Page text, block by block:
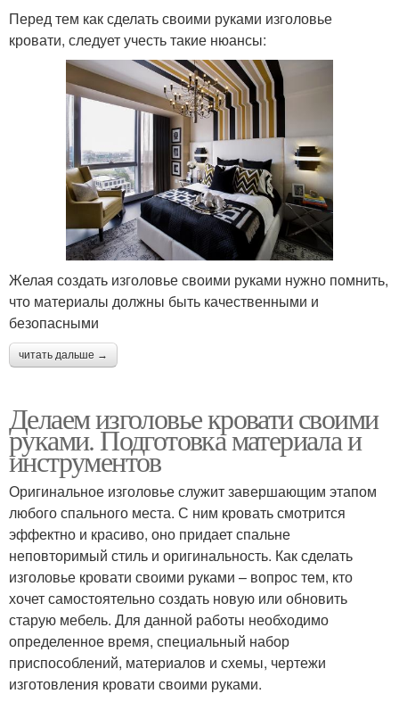
Перед тем как сделать своими руками изголовье
кровати, следует учесть такие нюансы:
Желая создать изголовье своими руками нужно помнить,
что материалы должны быть качественными и
безопасными
читать дальше →
Делаем изголовье кровати своими
руками. Подготовка материала и
инструментов
Оригинальное изголовье служит завершающим этапом
любого спального места. С ним кровать смотрится
эффектно и красиво, оно придает спальне
неповторимый стиль и оригинальность. Как сделать
изголовье кровати своими руками – вопрос тем, кто
хочет самостоятельно создать новую или обновить
старую мебель. Для данной работы необходимо
определенное время, специальный набор
приспособлений, материалов и схемы, чертежи
изготовления кровати своими руками.